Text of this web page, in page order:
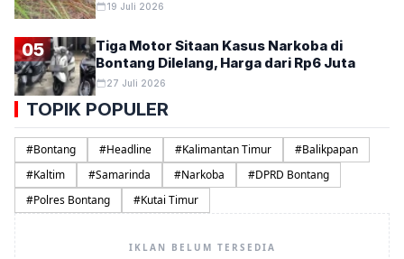
19 Juli 2026
05
Tiga Motor Sitaan Kasus Narkoba di
Bontang Dilelang, Harga dari Rp6 Juta
27 Juli 2026
TOPIK POPULER
#Bontang #Headline #Kalimantan Timur #Balikpapan
#Kaltim #Samarinda #Narkoba #DPRD Bontang
#Polres Bontang #Kutai Timur
IKLAN BELUM TERSEDIA